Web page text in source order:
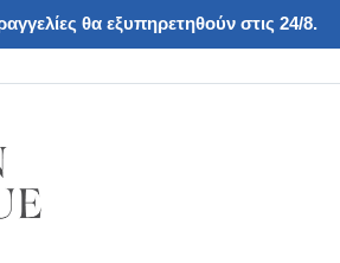
θα εξυπηρετηθούν στις 24/8.